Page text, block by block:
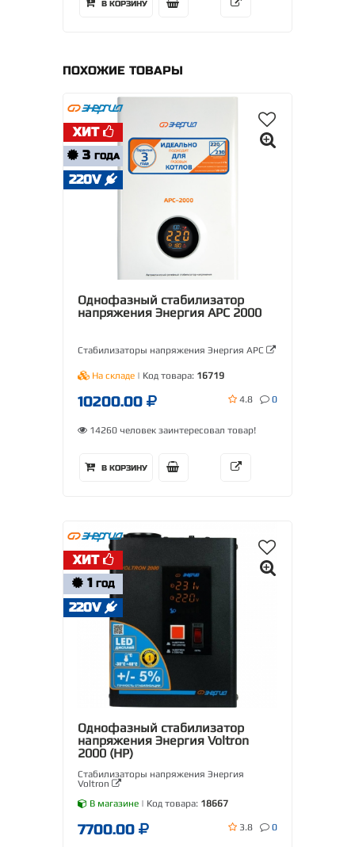
В КОРЗИНУ
ПОХОЖИЕ ТОВАРЫ
ХИТ
3
ГОДА
220V
Однофазный стабилизатор
напряжения Энергия АРС 2000
Стабилизаторы напряжения Энергия АРС
На складе | Код товара: 16719
10200.00 4.8 0
14260 человек заинтересовал товар!
В КОРЗИНУ
ХИТ
1
ГОД
220V
Однофазный стабилизатор
напряжения Энергия Voltron
2000 (HP)
Стабилизаторы напряжения Энергия
Voltron
В магазине | Код товара: 18667
7700.00 3.8 0